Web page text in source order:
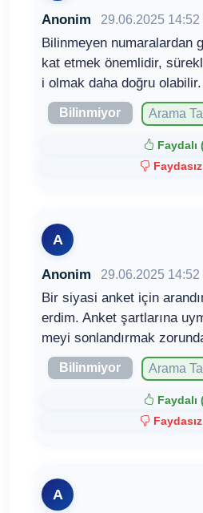
Anonim 29.06.2025 14:52
Bilinmeyen numaralardan
kat etmek önemlidir,
i olmak daha doğru olabilir.
Bilinmiyor Arama
Faydalı
A
Anonim 29.06.2025 14:52
Bir siyasi anket için
erdim. Anket şartlarına
meyi sonlandırmak
Bilinmiyor Arama
Faydalı
A